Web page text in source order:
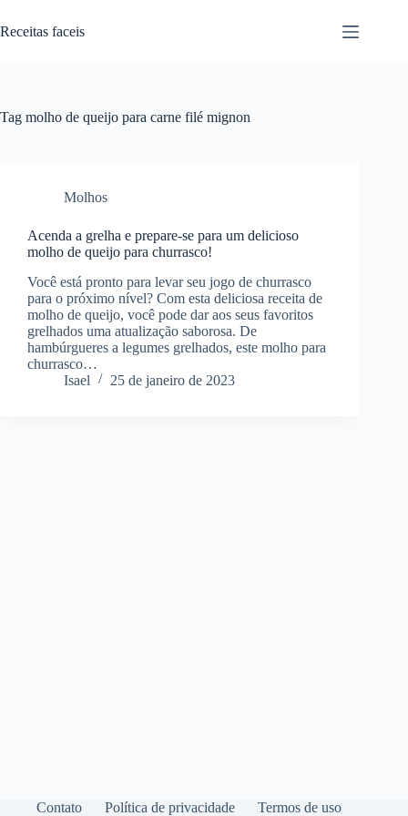
para
o
Receitas faceis
Tag molho de queijo para carne filé mignon
Molhos
Acenda a grelha e prepare-se para um delicioso
molho de queijo para churrasco!
Você está pronto para levar seu jogo de churrasco
para o próximo nível? Com esta deliciosa receita de
molho de queijo, você pode dar aos seus favoritos
grelhados uma atualização saborosa. De
hambúrgueres a legumes grelhados, este molho para
churrasco…
Isael
25 de janeiro de 2023
Contato Política de privacidade Termos de uso